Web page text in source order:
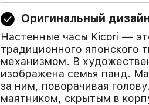
Оригинальный
Настенные часы Kicori —
традиционного японского
механизмом. В
изображена семья панд.
за ним, поворачивая
маятником, скрытым в